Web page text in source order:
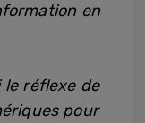
en
le réflexe de
pour